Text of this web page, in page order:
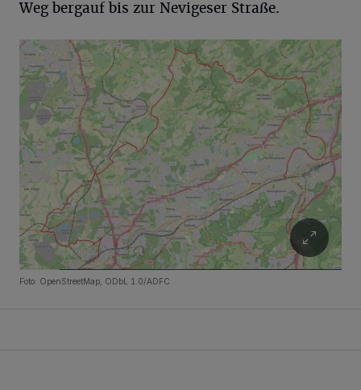
Weg bergauf bis zur Nevigeser Straße.
Foto: OpenStreetMap, ODbL 1.0/ADFC